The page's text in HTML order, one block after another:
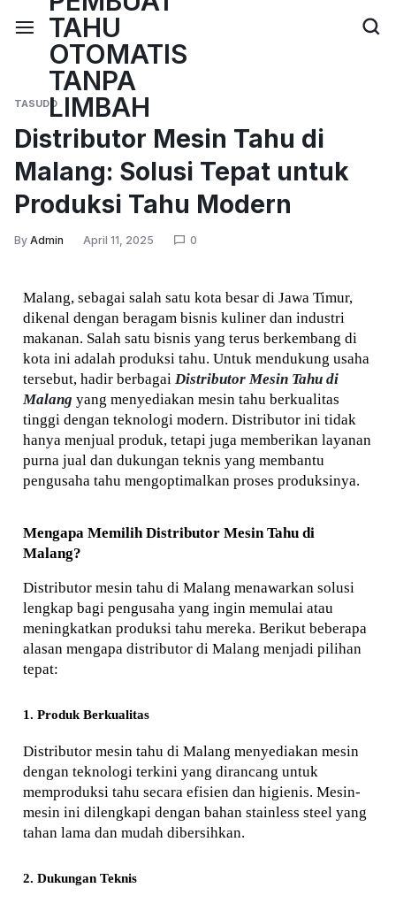
TASUDO
Distributor Mesin Tahu di
Malang: Solusi Tepat untuk
Produksi Tahu Modern
By Admin April 11, 2025 0
Malang, sebagai salah satu kota besar di Jawa Timur,
dikenal dengan beragam bisnis kuliner dan industri
makanan. Salah satu bisnis yang terus berkembang di
kota ini adalah produksi tahu. Untuk mendukung usaha
tersebut, hadir berbagai Distributor Mesin Tahu di
Malang yang menyediakan mesin tahu berkualitas
tinggi dengan teknologi modern. Distributor ini tidak
hanya menjual produk, tetapi juga memberikan layanan
purna jual dan dukungan teknis yang membantu
pengusaha tahu mengoptimalkan proses produksinya.
Mengapa Memilih Distributor Mesin Tahu di
Malang?
Distributor mesin tahu di Malang menawarkan solusi
lengkap bagi pengusaha yang ingin memulai atau
meningkatkan produksi tahu mereka. Berikut beberapa
alasan mengapa distributor di Malang menjadi pilihan
tepat:
1. Produk Berkualitas
Distributor mesin tahu di Malang menyediakan mesin
dengan teknologi terkini yang dirancang untuk
memproduksi tahu secara efisien dan higienis. Mesin-
mesin ini dilengkapi dengan bahan stainless steel yang
tahan lama dan mudah dibersihkan.
2. Dukungan Teknis